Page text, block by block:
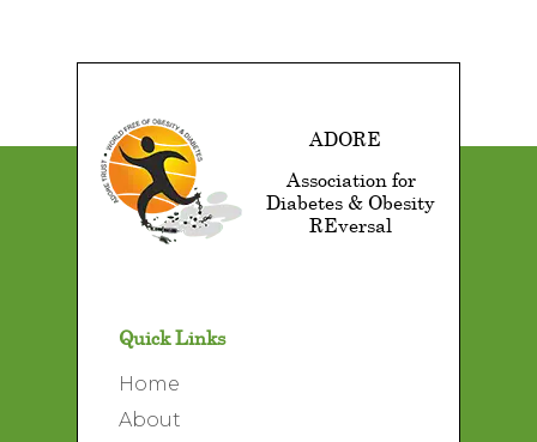
ADORE
Association for
Diabetes & Obesity
REversal
Quick Links
Home
About